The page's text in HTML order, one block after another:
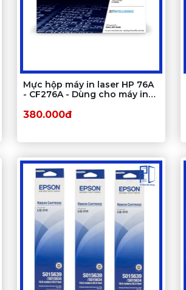
Mực hộp máy in laser HP 76A
- CF276A - Dùng cho máy in
M404dw, MFP M428fdw /
380.000đ